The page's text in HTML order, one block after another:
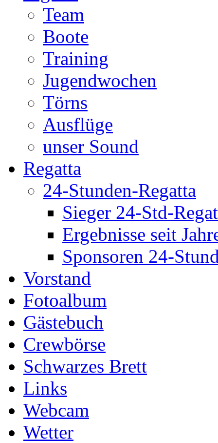
Team
Boote
Training
Jugendwochen
Törns
Ausflüge
unser Sound
Regatta
24-Stunden-Regatta
Sieger 24-Std-
Ergebnisse seit
Sponsoren 24-
Vorstand
Fotoalbum
Gästebuch
Crewbörse
Schwarzes Brett
Links
Webcam
Wetter